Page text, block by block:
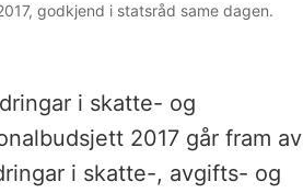
godkjend i statsråd same dagen.
i skatte- og
2017 går fram av
i skatte-, avgifts- og